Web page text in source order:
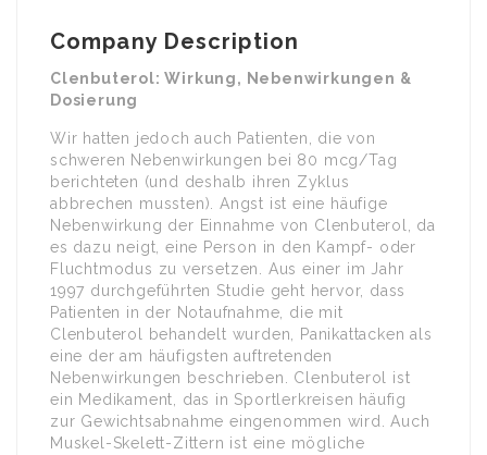
Company Description
Clenbuterol: Wirkung, Nebenwirkungen &
Dosierung
Wir hatten jedoch auch Patienten, die von
schweren Nebenwirkungen bei 80 mcg/Tag
berichteten (und deshalb ihren Zyklus
abbrechen mussten). Angst ist eine häufige
Nebenwirkung der Einnahme von Clenbuterol, da
es dazu neigt, eine Person in den Kampf- oder
Fluchtmodus zu versetzen. Aus einer im Jahr
1997 durchgeführten Studie geht hervor, dass
Patienten in der Notaufnahme, die mit
Clenbuterol behandelt wurden, Panikattacken als
eine der am häufigsten auftretenden
Nebenwirkungen beschrieben. Clenbuterol ist
ein Medikament, das in Sportlerkreisen häufig
zur Gewichtsabnahme eingenommen wird. Auch
Muskel-Skelett-Zittern ist eine mögliche